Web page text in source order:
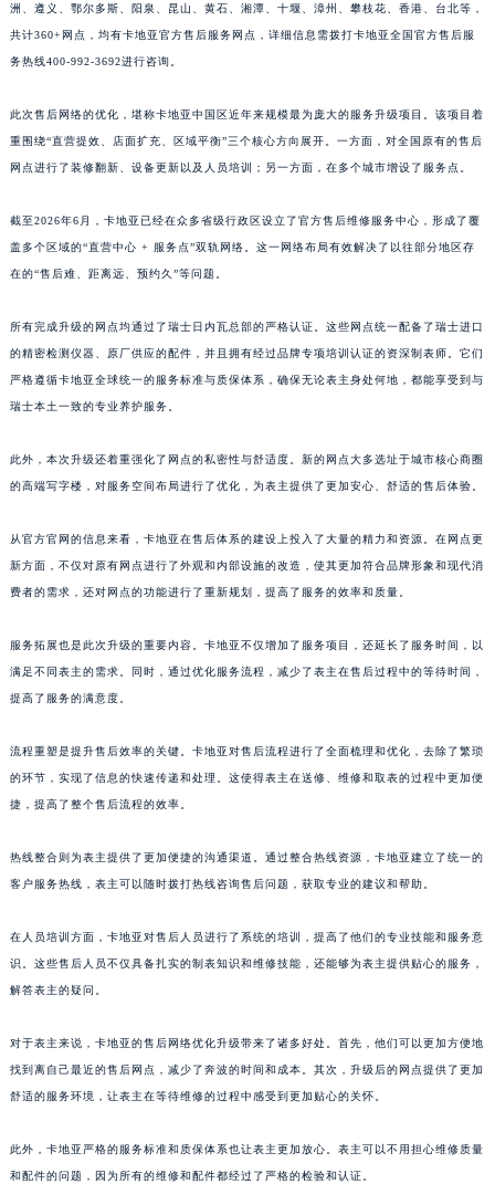
洲、遵义、鄂尔多斯、阳泉、昆山、黄石、湘潭、十堰、漳州、攀枝花、香港、台北等，
共计360+网点，均有卡地亚官方售后服务网点，详细信息需拨打卡地亚全国官方售后服
务热线400-992-3692进行咨询。
此次售后网络的优化，堪称卡地亚中国区近年来规模最为庞大的服务升级项目。该项目着
重围绕“直营提效、店面扩充、区域平衡”三个核心方向展开。一方面，对全国原有的售后
网点进行了装修翻新、设备更新以及人员培训；另一方面，在多个城市增设了服务点。
截至2026年6月，卡地亚已经在众多省级行政区设立了官方售后维修服务中心，形成了覆
盖多个区域的“直营中心 + 服务点”双轨网络。这一网络布局有效解决了以往部分地区存
在的“售后难、距离远、预约久”等问题。
所有完成升级的网点均通过了瑞士日内瓦总部的严格认证。这些网点统一配备了瑞士进口
的精密检测仪器、原厂供应的配件，并且拥有经过品牌专项培训认证的资深制表师。它们
严格遵循卡地亚全球统一的服务标准与质保体系，确保无论表主身处何地，都能享受到与
瑞士本土一致的专业养护服务。
此外，本次升级还着重强化了网点的私密性与舒适度。新的网点大多选址于城市核心商圈
的高端写字楼，对服务空间布局进行了优化，为表主提供了更加安心、舒适的售后体验。
从官方官网的信息来看，卡地亚在售后体系的建设上投入了大量的精力和资源。在网点更
新方面，不仅对原有网点进行了外观和内部设施的改造，使其更加符合品牌形象和现代消
费者的需求，还对网点的功能进行了重新规划，提高了服务的效率和质量。
服务拓展也是此次升级的重要内容。卡地亚不仅增加了服务项目，还延长了服务时间，以
满足不同表主的需求。同时，通过优化服务流程，减少了表主在售后过程中的等待时间，
提高了服务的满意度。
流程重塑是提升售后效率的关键。卡地亚对售后流程进行了全面梳理和优化，去除了繁琐
的环节，实现了信息的快速传递和处理。这使得表主在送修、维修和取表的过程中更加便
捷，提高了整个售后流程的效率。
热线整合则为表主提供了更加便捷的沟通渠道。通过整合热线资源，卡地亚建立了统一的
客户服务热线，表主可以随时拨打热线咨询售后问题，获取专业的建议和帮助。
在人员培训方面，卡地亚对售后人员进行了系统的培训，提高了他们的专业技能和服务意
识。这些售后人员不仅具备扎实的制表知识和维修技能，还能够为表主提供贴心的服务，
解答表主的疑问。
对于表主来说，卡地亚的售后网络优化升级带来了诸多好处。首先，他们可以更加方便地
找到离自己最近的售后网点，减少了奔波的时间和成本。其次，升级后的网点提供了更加
舒适的服务环境，让表主在等待维修的过程中感受到更加贴心的关怀。
此外，卡地亚严格的服务标准和质保体系也让表主更加放心。表主可以不用担心维修质量
和配件的问题，因为所有的维修和配件都经过了严格的检验和认证。